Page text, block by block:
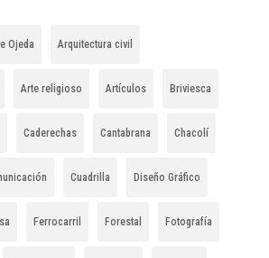
Ojeda Arquitectura civil
Arte religioso Artículos Briviesca
Caderechas Cantabrana Chacolí
Cuadrilla Diseño Gráfico
Ferrocarril Forestal Fotografía